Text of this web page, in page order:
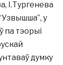
І.Тургенева
у
па тэорыі
думку